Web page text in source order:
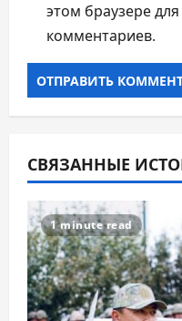
этом браузере
комментариев.
СВЯЗАННЫЕ
1 minute read